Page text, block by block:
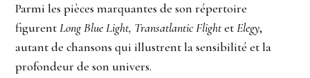
Parmi les pièces marquantes de son répertoire
figurentLong Blue Light, Transatlantic FlightetElegy,
autant de chansons qui illustrent la sensibilité et la
profondeur de son univers.